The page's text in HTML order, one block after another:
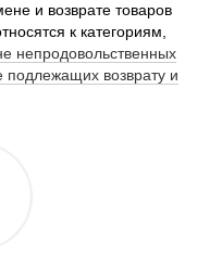
и возврате товаров
к категориям,
непродовольственных
подлежащих возврату и